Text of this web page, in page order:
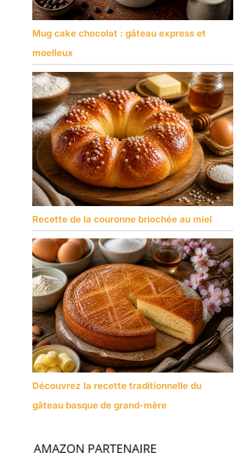
Mug cake chocolat : gâteau express et
moelleux
Recette de la couronne briochée au miel
Découvrez la recette traditionnelle du
gâteau basque de grand-mère